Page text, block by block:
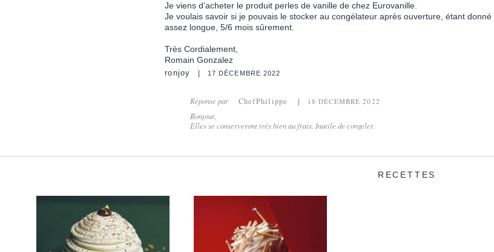
Je viens d’acheter le produit perles de vanille de chez Eurovanille.
Je voulais savoir si je pouvais le stocker au congélateur après ouverture, étant
assez longue, 5/6 mois sûrement.
Très Cordialement,
Romain Gonzalez
ronjoy 17 DÉCEMBRE 2022
Réponse par ChefPhilippe 18 DÉCEMBRE 2022
Bonjour,
Elles se conserveront très bien au frais. Inutile de congeler.
RECETTES